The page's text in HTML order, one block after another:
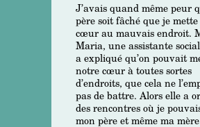
J’avais quand même peur
père soit fâché que je
cœur au mauvais endroit.
Maria, une assistante
a expliqué qu’on pouvait
notre cœur à toutes sortes
d’endroits, que cela ne
pas de battre. Alors elle a
des rencontres où je
mon père et même ma